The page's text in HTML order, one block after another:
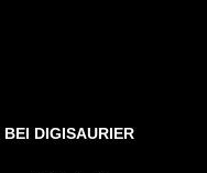
DIGISAURIER